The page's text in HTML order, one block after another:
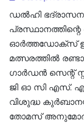
ഡൽഹി
പ്രസ്ഥാനത്തിന്റെ
ഓർത്തഡോക്സ്
മത്സരത്തിൽ
ഗാർഡൻ സെന്റ്
ജി ഓ സി എസ്.
വിശുദ്ധ
തോമസ്